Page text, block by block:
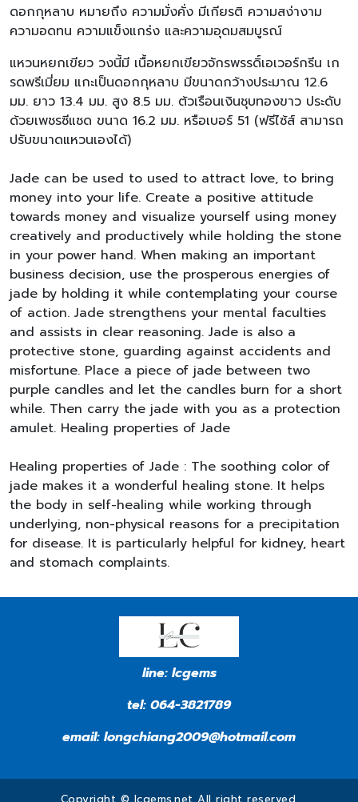
ดอกกุหลาบ หมายถึง ความมั่งคั่ง มีเกียรติ ความสง่างาม
ความอดทน ความแข็งแกร่ง และความอุดมสมบูรณ์
แหวนหยกเขียว วงนี้มี เนื้อหยกเขียวจักรพรรดิ์เอเวอร์กรีน เก
รดพรีเมี่ยม แกะเป็นดอกกุหลาบ มีขนาดกว้างประมาณ 12.6
มม. ยาว 13.4 มม. สูง 8.5 มม. ต้วเรือนเงินชุบทองขาว ประดับ
ด้วยเพชรซีแซด ขนาด 16.2 มม. หรือเบอร์ 51 (ฟรีไซ้ส์ สามารถ
ปรับขนาดแหวนเองได้)
Jade can be used to used to attract love, to bring
money into your life. Create a positive attitude
towards money and visualize yourself using money
creatively and productively while holding the stone
in your power hand. When making an important
business decision, use the prosperous energies of
jade by holding it while contemplating your course
of action. Jade strengthens your mental faculties
and assists in clear reasoning. Jade is also a
protective stone, guarding against accidents and
misfortune. Place a piece of jade between two
purple candles and let the candles burn for a short
while. Then carry the jade with you as a protection
amulet. Healing properties of Jade
Healing properties of Jade : The soothing color of
jade makes it a wonderful healing stone. It helps
the body in self-healing while working through
underlying, non-physical reasons for a precipitation
for disease. It is particularly helpful for kidney, heart
and stomach complaints.
line:lcgems
tel: 064-3821789
email: longchiang2009@hotmail.com